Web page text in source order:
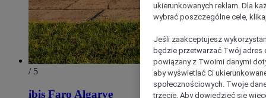
/ 5
ibis Faro Algarve
ukierunkowanych reklam. Dla
wybrać poszczególne cele,
Jeśli zaakceptujesz
będzie przetwarzać Twój adres
powiązany z Twoimi danymi
aby wyświetlać Ci
społecznościowych. Twoje
trzecie. Aby dowiedzieć się